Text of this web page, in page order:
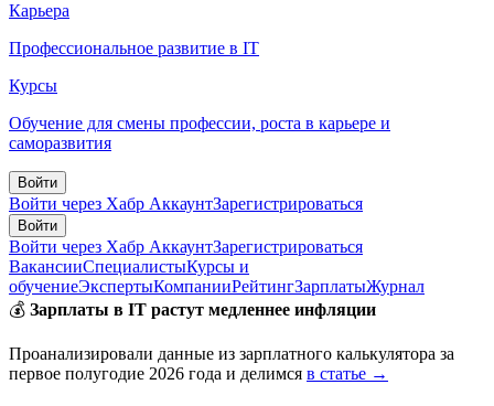
Карьера
Профессиональное развитие в IT
Курсы
Обучение для смены профессии, роста в карьере и
саморазвития
Войти
Войти через Хабр АккаунтЗарегистрироваться
Войти
Войти через Хабр АккаунтЗарегистрироваться
ВакансииСпециалистыКурсы и
обучениеЭкспертыКомпанииРейтингЗарплатыЖурнал
💰 Зарплаты в IT растут медленнее инфляции
Проанализировали данные из зарплатного калькулятора за
первое полугодие 2026 года и делимся в статье →